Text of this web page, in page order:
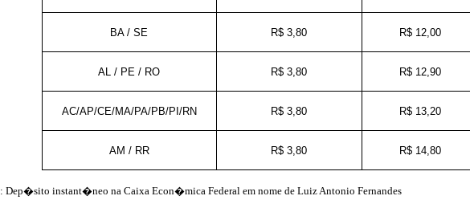
BA / SE R$ 3,80 R$ 12,00
AL / PE / RO R$ 3,80 R$ 12,90
AC/AP/CE/MA/PA/PB/PI/RN R$ 3,80 R$ 13,20
AM / RR R$ 3,80 R$ 14,80
: Dep�sito instant�neo na Caixa Econ�mica Federal em nome de Luiz Antonio Fernandes